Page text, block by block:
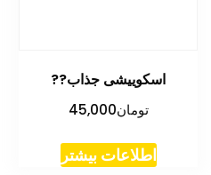
اسکوییشی جذاب??
تومان45,000
اطلاعات بیشتر